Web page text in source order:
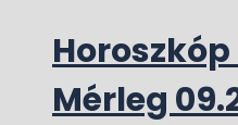
Mérleg